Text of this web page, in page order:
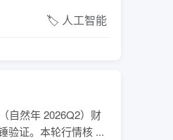
🏷️ 人工智能
自然年 2026Q2）财
验证。本轮行情核 ...